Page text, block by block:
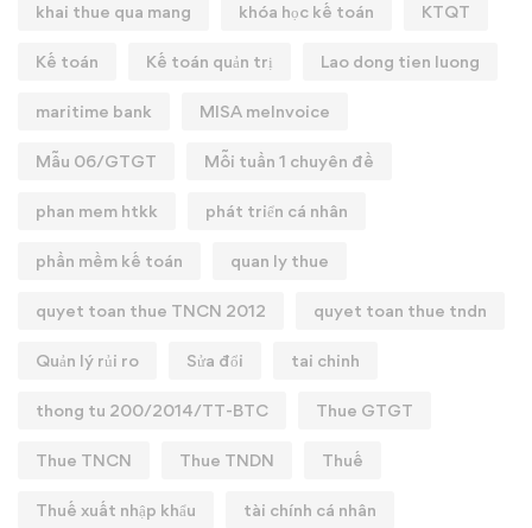
khai thue qua mang khóa học kế toán KTQT
Kế toán Kế toán quản trị Lao dong tien luong
maritime bank MISA meInvoice
Mẫu 06/GTGT Mỗi tuần 1 chuyên đề
phan mem htkk phát triển cá nhân
phần mềm kế toán quan ly thue
quyet toan thue TNCN 2012 quyet toan thue tndn
Quản lý rủi ro Sửa đổi tai chinh
thong tu 200/2014/TT-BTC Thue GTGT
Thue TNCN Thue TNDN Thuế
Thuế xuất nhập khẩu tài chính cá nhân